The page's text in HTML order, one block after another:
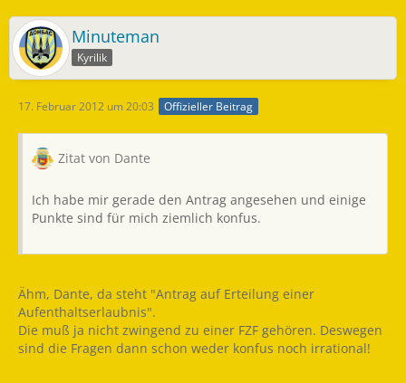
Minuteman
Kyrilik
17. Februar 2012 um 20:03 Offizieller Beitrag
Zitat von Dante
Ich habe mir gerade den Antrag angesehen und einige
Punkte sind für mich ziemlich konfus.
Ähm, Dante, da steht "Antrag auf Erteilung einer
Aufenthaltserlaubnis".
Die muß ja nicht zwingend zu einer FZF gehören. Deswegen
sind die Fragen dann schon weder konfus noch irrational!